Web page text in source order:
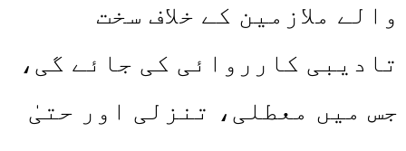
والے ملازمین کے خلاف سخت
تادیبی کارروائی کی جائے گی،
جس میں معطلی، تنزلی اور حتیٰ